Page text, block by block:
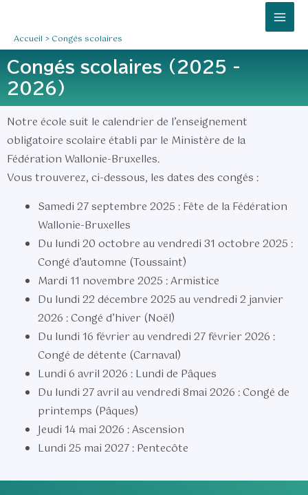
contenu
Main
Accueil Congés scolaires
Congés scolaires (2025 -
2026)
Notre école suit le calendrier de l’enseignement
obligatoire scolaire établi par le Ministère de la
Fédération Wallonie-Bruxelles.
Vous trouverez, ci-dessous, les dates des congés :
Samedi 27 septembre 2025 : Fête de la Fédération
Wallonie-Bruxelles
Du lundi 20 octobre au vendredi 31 octobre 2025 :
Congé d’automne (Toussaint)
Mardi 11 novembre 2025 : Armistice
Du lundi 22 décembre 2025 au vendredi 2 janvier
2026 : Congé d’hiver (Noël)
Du lundi 16 février au vendredi 27 février 2026 :
Congé de détente (Carnaval)
Lundi 6 avril 2026 : Lundi de Pâques
Du lundi 27 avril au vendredi 8mai 2026 : Congé de
printemps (Pâques)
Jeudi 14 mai 2026 : Ascension
Lundi 25 mai 2027 : Pentecôte